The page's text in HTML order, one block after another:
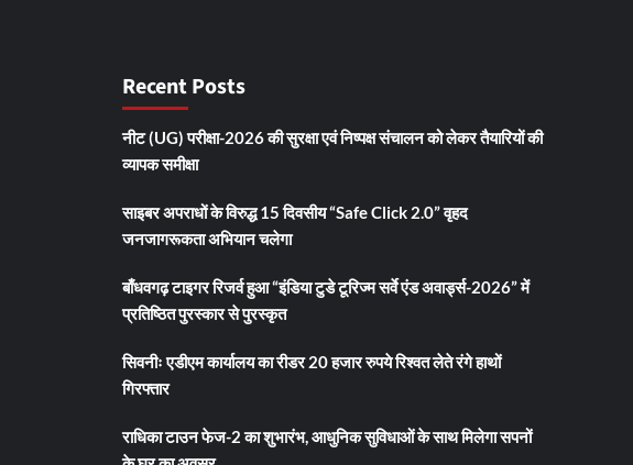
Recent Posts
नीट (UG) परीक्षा-2026 की सुरक्षा एवं निष्पक्ष संचालन को लेकर तैयारियों की
व्यापक समीक्षा
साइबर अपराधों के विरुद्ध 15 दिवसीय “Safe Click 2.0” वृहद
जनजागरूकता अभियान चलेगा
बाँधवगढ़ टाइगर रिजर्व हुआ “इंडिया टुडे टूरिज्म सर्वे एंड अवार्ड्स-2026” में
प्रतिष्ठित पुरस्कार से पुरस्कृत
सिवनीः एडीएम कार्यालय का रीडर 20 हजार रुपये रिश्वत लेते रंगे हाथों
गिरफ्तार
राधिका टाउन फेज-2 का शुभारंभ, आधुनिक सुविधाओं के साथ मिलेगा सपनों